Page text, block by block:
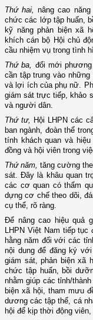
Thứ hai,
nâng cao
chức các lớp tập huấn,
kỹ năng phản biện xã
khích cán bộ Hội chủ
cầu nhiệm vụ trong tình
Thứ ba,
đổi mới
cần tập trung vào
và lợi ích của phụ nữ.
giám sát trực tiếp, khảo
và người dân.
Thứ tư,
Hội LHPN các
ban ngành, đoàn thể
tính khách quan và
đồng và hội viên trong
Thứ năm, tăng cường
sát. Đây là khâu quan
các cơ quan có thẩm
dựng cơ chế theo dõi,
cụ thể, rõ ràng.
Để nâng cao hiệu quả
LHPN Việt Nam tiếp
hằng năm đối với các
nội dung để đăng ký
giám sát, phản biện xã
chức tập huấn, bồi
nhằm giúp các tỉnh/
biện xã hội, tham mưu
dương các tập thể, cá
hội để kịp thời động